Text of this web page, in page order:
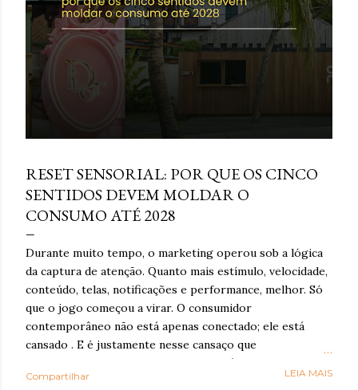
RESET SENSORIAL: POR QUE OS CINCO
SENTIDOS DEVEM MOLDAR O
CONSUMO ATÉ 2028
Durante muito tempo, o marketing operou sob a lógica
da captura de atenção. Quanto mais estímulo, velocidade,
conteúdo, telas, notificações e performance, melhor. Só
que o jogo começou a virar. O consumidor
contemporâneo não está apenas conectado; ele está
cansado . E é justamente nesse cansaço que o reset
sensorial ganha força: como resposta à exaustão
cognitiva e emocional provocada por anos de
Compartilhar LEIA MAIS